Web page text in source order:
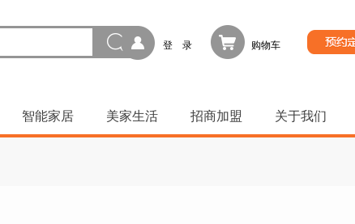
登 录 购物车
智能家居 美家生活 招商加盟 关于我们